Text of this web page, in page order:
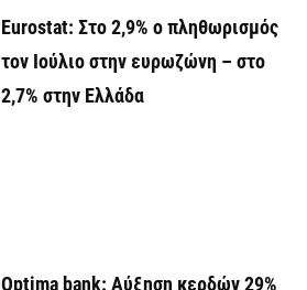
Eurostat: Στο 2,9% ο πληθωρισμός
τον Ιούλιο στην ευρωζώνη – στο
2,7% στην Ελλάδα
Optima bank: Aύξηση κερδών 29%